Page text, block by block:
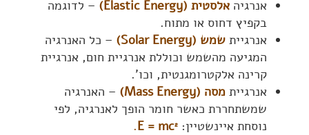
אנרגיה אלסטית (Elastic Energy)
– לדוגמה
בקפיץ דחוס או מתוח.
אנרגיית שמש (Solar Energy)
– כל האנרגיה
המגיעה מהשמש וכוללת אנרגיית חום, אנרגיית
קרינה אלקטרומגנטית, וכו'.
אנרגיית מסה (Mass Energy)
– האנרגיה
שמשתחררת כאשר חומר הופך לאנרגיה, לפי
נוסחת איינשטיין: mc2
.